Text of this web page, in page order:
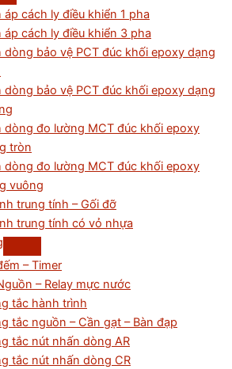
áp cách ly điều khiển 1 pha
áp cách ly điều khiển 3 pha
dòng bảo vệ PCT đúc khối epoxy dạng
dòng bảo vệ PCT đúc khối epoxy dạng
dòng đo lường MCT đúc khối epoxy
tròn
dòng đo lường MCT đúc khối epoxy
vuông
trung tính – Gối đỡ
trung tính có vỏ nhựa
– Timer
– Relay mực nước
tắc hành trình
tắc nguồn – Cần gạt – Bàn đạp
tắc nút nhấn dòng AR
tắc nút nhấn dòng CR